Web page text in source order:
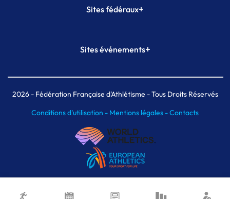
Sites fédéraux+
Plateforme Formation
Sites événements+
Meeting de Paris indoor
MAIF Ekiden de Paris
2026- Fédération Française d'Athlétisme - Tous Droits Réservés
Conditions d'utilisation - Mentions légales -Contacts